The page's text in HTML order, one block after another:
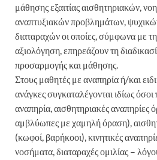
μάθησης εξαιτίας αισθητηριακών,
αναπτυξιακών προβλημάτων,
διαταραχών οι οποίες, σύμφωνα με
αξιολόγηση, επηρεάζουν τη
προσαρμογής και μάθησης.
Στους μαθητές με αναπηρία ή/και
ανάγκες συγκαταλέγονται ιδίως
αναπηρία, αισθητηριακές αναπηρίες
αμβλύωπες με χαμηλή όραση),
(κωφοί, βαρήκοοι), κινητικές
νοσήματα, διαταραχές ομιλίας –